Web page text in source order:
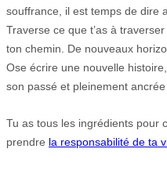
souffrance, il est temps de dire
Traverse ce que t’as à
ton chemin. De nouveaux
Ose écrire une nouvelle
son passé et pleinement
Tu as tous les ingrédients pour
prendre la responsabilité de ta